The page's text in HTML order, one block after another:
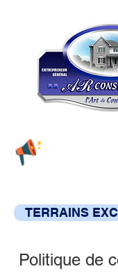
TERRAINS
Politique de